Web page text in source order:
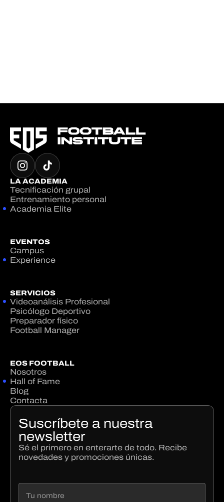
LA ACADEMIA
Tecnificación grupal
Entrenamiento personal
Academia Elite
EVENTOS
Campus
Experience
SERVICIOS
Videoanálisis Profesional
Psicólogo Deportivo
Preparador físico
Football Manager
EOS FOOTBALL
Nosotros
Hall of Fame
Blog
Contacta
Suscríbete a nuestra
newsletter
Sé el primero en enterarte de todo. Recibe
novedades y promociones únicas.